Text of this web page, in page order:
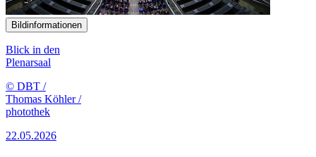
Bildinformationen
Blick in den
Plenarsaal
© DBT /
Thomas Köhler /
photothek
22.05.2026